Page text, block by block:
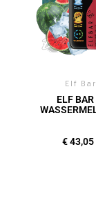
Elf
ELF
€43,05